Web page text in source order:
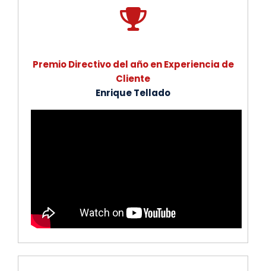
Premio Directivo del año en Experiencia de
Cliente
Enrique Tellado